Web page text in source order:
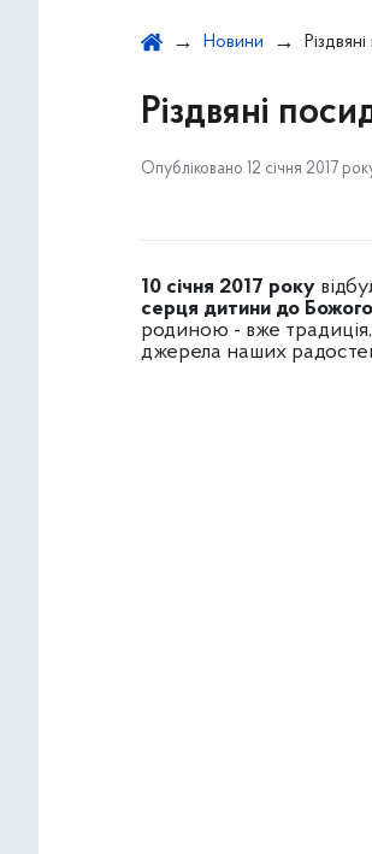
Новини
Різдвяні
Опубліковано 12 січня 2017
10 січня 2017 року
серця дитини до
родиною - вже традиція,
джерела наших